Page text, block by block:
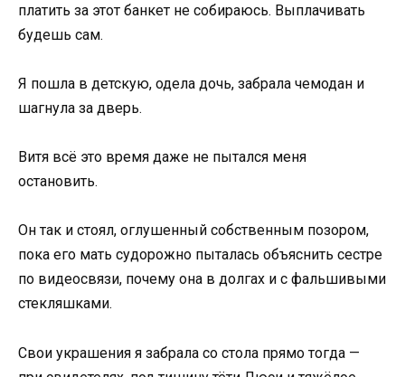
платить за этот банкет не собираюсь. Выплачивать
будешь сам.
Я пошла в детскую, одела дочь, забрала чемодан и
шагнула за дверь.
Витя всё это время даже не пытался меня
остановить.
Он так и стоял, оглушенный собственным позором,
пока его мать судорожно пыталась объяснить сестре
по видеосвязи, почему она в долгах и с фальшивыми
стекляшками.
Свои украшения я забрала со стола прямо тогда —